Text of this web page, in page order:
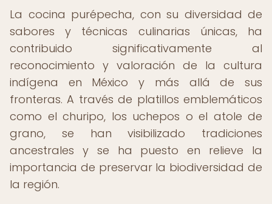
La cocina purépecha, con su diversidad de
sabores y técnicas culinarias únicas, ha
contribuido significativamente al
reconocimiento y valoración de la cultura
indígena en México y más allá de sus
fronteras. A través de platillos emblemáticos
como el churipo, los uchepos o el atole de
grano, se han visibilizado tradiciones
ancestrales y se ha puesto en relieve la
importancia de preservar la biodiversidad de
la región.